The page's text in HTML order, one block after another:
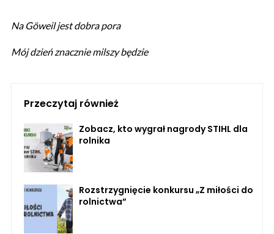
Na Göweil jest dobra pora
Mój dzień znacznie milszy będzie
Przeczytaj również
Zobacz, kto wygrał nagrody STIHL dla
rolnika
Rozstrzygnięcie konkursu „Z miłości do
rolnictwa”